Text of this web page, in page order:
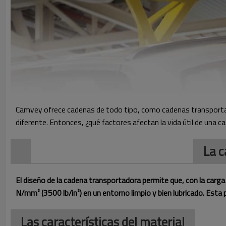
Camvey ofrece cadenas de todo tipo, como cadenas
diferente. Entonces, ¿qué factores afectan la vida útil de una
La
El diseño de la cadena transportadora permite que, con la
N/mm² (3500 lb/in²) en un entorno limpio y bien lubricado.
Las características del material